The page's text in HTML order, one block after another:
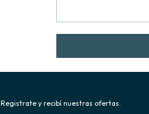
Registrate y recibí nuestras ofertas.